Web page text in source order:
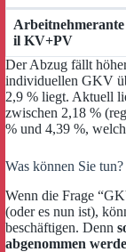
Arbeitnehmerante
il KV+PV
Der Abzug fällt
individuellen GKV
2,9 % liegt. Aktuell
zwischen 2,18 %
% und 4,39 %,
Was können Sie tun?
Wenn die Frage
(oder es nun ist),
beschäftigen. Denn
abgenommen